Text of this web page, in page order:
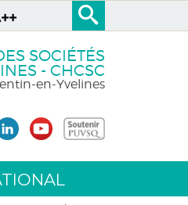
SOCIÉTÉS
- CHCSC
en-Yvelines